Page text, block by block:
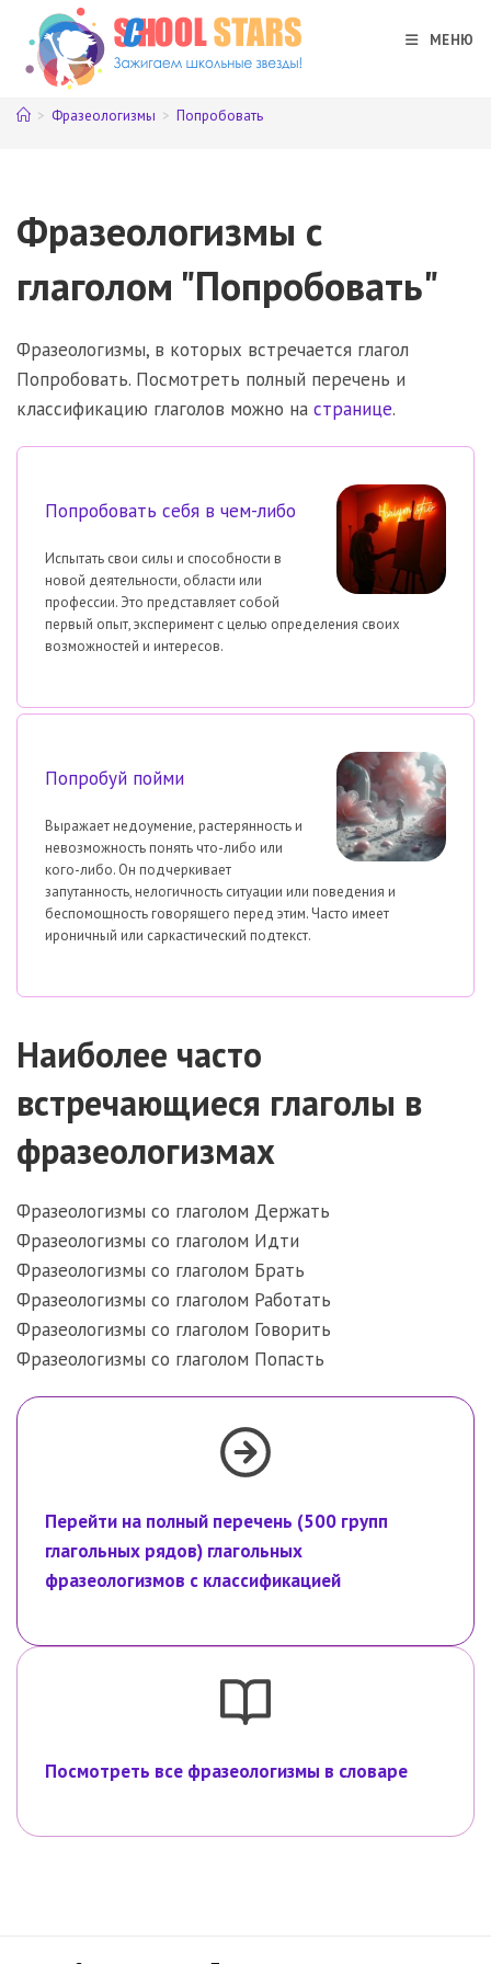
Перейти
содержимому
МЕНЮ
> Фразеологизмы > Попробовать
Фразеологизмы с
глаголом "Попробовать"
Фразеологизмы, в которых встречается глагол
Попробовать. Посмотреть полный перечень и
классификацию глаголов можно на странице.
Попробовать себя в чем-либо
Испытать свои силы и способности в
новой деятельности, области или
профессии. Это представляет собой
первый опыт, эксперимент с целью определения своих
возможностей и интересов.
Попробуй пойми
Выражает недоумение, растерянность и
невозможность понять что-либо или
кого-либо. Он подчеркивает
запутанность, нелогичность ситуации или поведения и
беспомощность говорящего перед этим. Часто имеет
ироничный или саркастический подтекст.
Наиболее часто
встречающиеся глаголы в
фразеологизмах
Фразеологизмы со глаголом Держать
Фразеологизмы со глаголом Идти
Фразеологизмы со глаголом Брать
Фразеологизмы со глаголом Работать
Фразеологизмы со глаголом Говорить
Фразеологизмы со глаголом Попасть
Перейти на полный перечень (500 групп
глагольных рядов) глагольных
фразеологизмов с классификацией
Посмотреть все фразеологизмы в словаре